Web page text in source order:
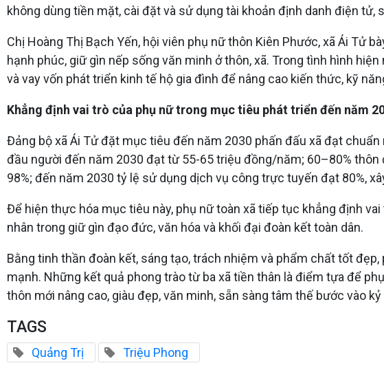
không dùng tiền mặt, cài đặt và sử dụng tài khoản định danh điện
Chị Hoàng Thị Bạch Yến, hội viên phụ nữ thôn Kiên Phước, xã Ái Tử
hạnh phúc, giữ gìn nếp sống văn minh ở thôn, xã. Trong tình hình
và vay vốn phát triển kinh tế hộ gia đình để nâng cao kiến thức, kỹ
Khẳng định vai trò của phụ nữ trong mục tiêu phát triển đến năm
Đảng bộ xã Ái Tử đặt mục tiêu đến năm 2030 phấn đấu xã đạt
đầu người đến năm 2030 đạt từ 55-65 triệu đồng/năm; 60–80%
98%; đến năm 2030 tỷ lệ sử dụng dịch vụ công trực tuyến đạt 80%,
Để hiện thực hóa mục tiêu này, phụ nữ toàn xã tiếp tục khẳng định
nhân trong giữ gìn đạo đức, văn hóa và khối đại đoàn kết toàn dân.
Bằng tinh thần đoàn kết, sáng tạo, trách nhiệm và phẩm chất tốt
mạnh. Những kết quả phong trào từ ba xã tiền thân là điểm tựa để
thôn mới nâng cao, giàu đẹp, văn minh, sẵn sàng tâm thế bước vào
TAGS
Quảng Trị Triệu Phong